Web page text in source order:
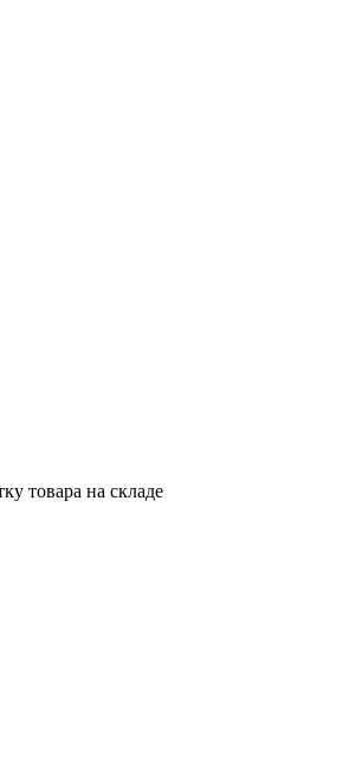
товара на складе